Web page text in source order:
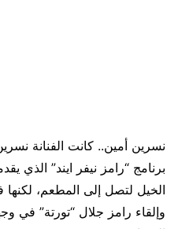
نسرين أمين.. كانت الفنانة
برنامج “رامز نيفر ايند” الذي
الخيل لتصل إلى المطعم،
وإلقاء رامز جلال “تورتة” في